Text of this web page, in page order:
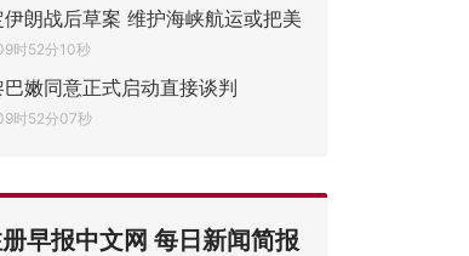
伊朗战后草案 维护海峡航运或把美
时52分10秒
嫩同意正式启动直接谈判
时52分07秒
早报中文网 每日新闻简报